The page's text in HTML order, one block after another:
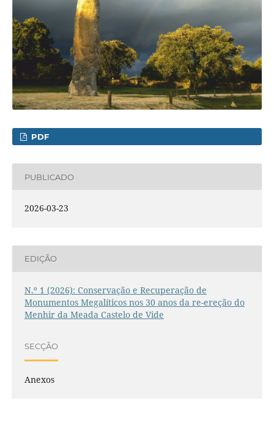
PDF
PUBLICADO
2026-03-23
EDIÇÃO
N.º 1 (2026): Conservação e Recuperação de
Monumentos Megalíticos nos 30 anos da re-ereção do
Menhir da Meada Castelo de Vide
SECÇÃO
Anexos